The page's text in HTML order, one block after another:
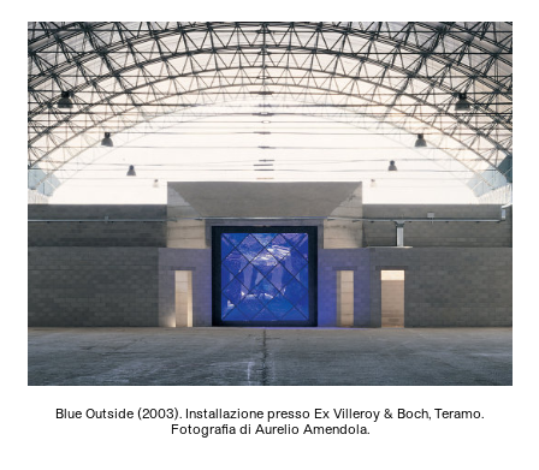
Blue Outside (2003). Installazione presso Ex Villeroy & Boch, Teramo.
Fotografia di Aurelio Amendola.